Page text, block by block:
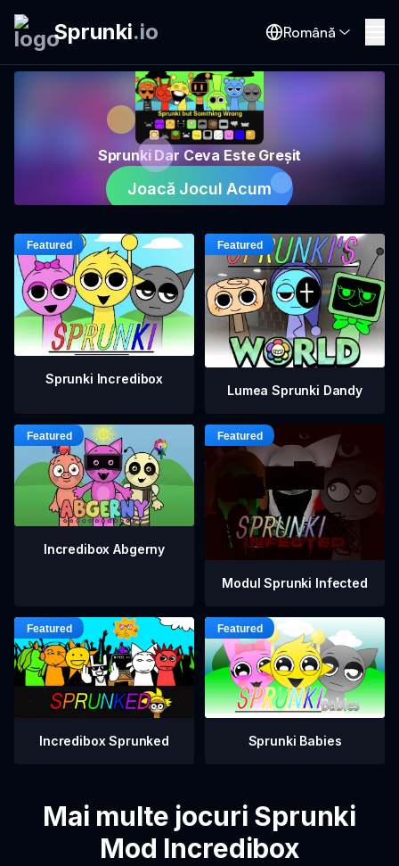
Sprunki.io Română
Sprunki Dar Ceva Este Greșit
Joacă Jocul Acum
Sprunki Incredibox
Lumea Sprunki Dandy
Incredibox Abgerny
Modul Sprunki Infected
Incredibox Sprunked Sprunki Babies
Mai multe jocuri Sprunki
Mod Incredibox